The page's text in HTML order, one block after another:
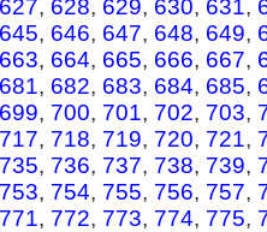
627, 628, 629, 630, 631,
645, 646, 647, 648, 649,
663, 664, 665, 666, 667,
681, 682, 683, 684, 685,
699, 700, 701, 702, 703,
717, 718, 719, 720, 721,
735, 736, 737, 738, 739,
753, 754, 755, 756, 757,
771, 772, 773, 774, 775,